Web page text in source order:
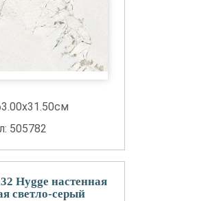
505782
Hygge настенная
светло-серый